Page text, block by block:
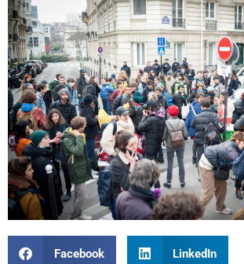
Facebook LinkedIn